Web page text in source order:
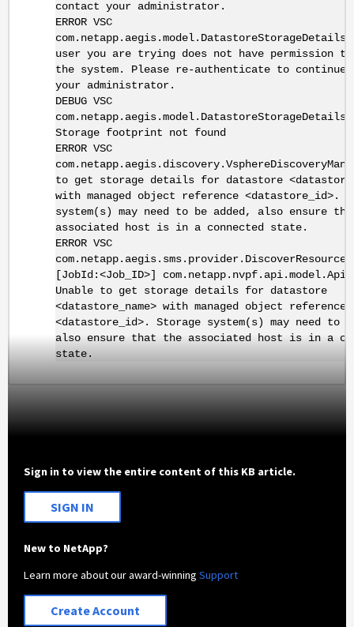
contact your administrator.
ERROR VSC
user you are trying does not have permission to
the system. Please re-authenticate to continue
your administrator.
DEBUG VSC
Storage footprint not found
ERROR VSC
to get storage details for datastore
with managed object reference <datastore_id>.
system(s) may need to be added, also ensure
associated host is in a connected state.
ERROR VSC
[JobId:<Job_ID>]
Unable to get storage details for datastore
<datastore_name> with managed object reference
<datastore_id>. Storage system(s) may need to
also ensure that the associated host is in a
state.
Sign in to view the entire content of this KB article.
SIGN IN
New to NetApp?
Learn more about our award-winningSupport
Create Account